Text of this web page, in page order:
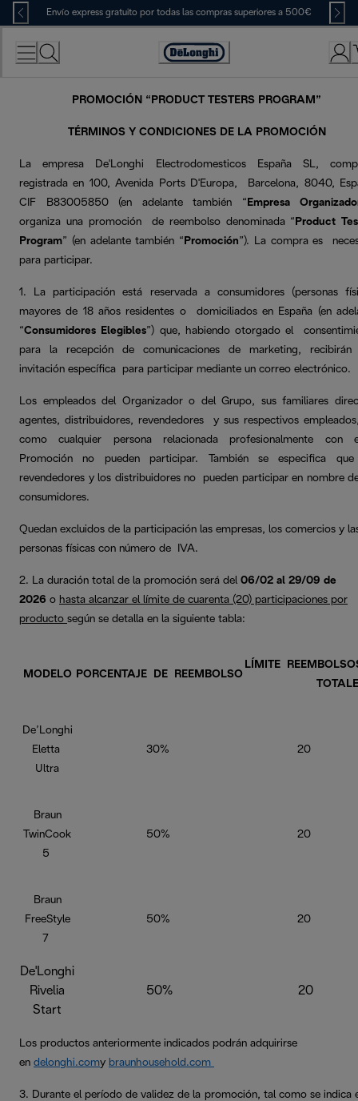
Skip
to
Content
Envío express gratuito por todas las compras superiores a 500€
Accessibility
PROMOCIÓN “PRODUCT TESTERS PROGRAM”
TÉRMINOS Y CONDICIONES DE LA PROMOCIÓN
La empresa De'Longhi Electrodomesticos España SL,
registrada en 100, Avenida Ports D'Europa, Barcelona, 8040,
CIF B83005850 (en adelante también “ Empresa
organiza una promoción de reembolso denominada “ Product
Program” (en adelante también “ Promoción”). La compra es
para participar.
1. La participación está reservada a consumidores (personas
mayores de 18 años residentes o domiciliados en España (en
“Consumidores Elegibles”) que, habiendo otorgado el
para la recepción de comunicaciones de marketing, recibirán
invitación específica para participar mediante un correo electrónico.
Los empleados del Organizador o del Grupo, sus familiares
agentes, distribuidores, revendedores y sus respectivos
como cualquier persona relacionada profesionalmente con
Promoción no pueden participar. También se especifica
revendedores y los distribuidores no pueden participar en nombre
consumidores.
Quedan excluidos de la participación las empresas, los comercios y
personas físicas con número de IVA.
2. La duración total de la promoción será del 06/02 al 29/09 de
2026 o hasta alcanzar el límite de cuarenta (20) participaciones por
producto según se detalla en la siguiente tabla:
MODELO PORCENTAJE DE REEMBOLSO
LÍMITE
De’Longhi
Eletta
Ultra
30% 20
Braun
TwinCook
5
50% 20
Braun
FreeStyle
7
50% 20
De'Longhi
Rivelia
Start
50% 20
Los productos anteriormente indicados podrán adquirirse
en delonghi.comy braunhousehold.com
3. Durante el período de validez de la promoción, tal como se indica